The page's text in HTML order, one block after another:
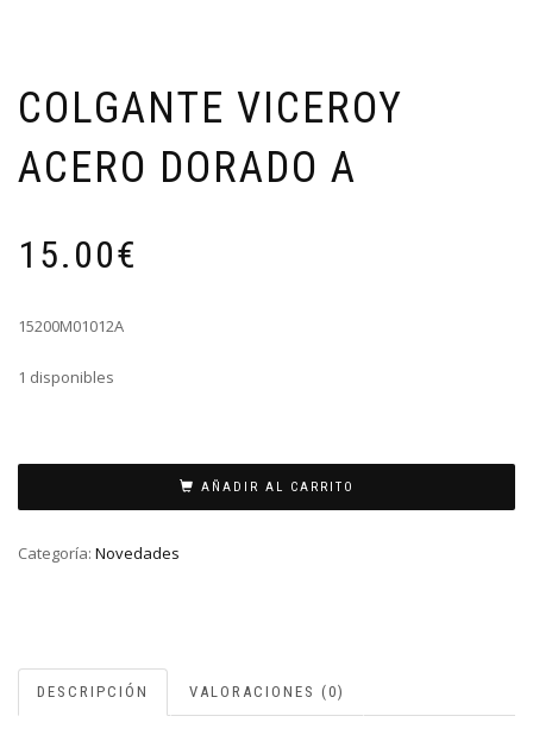
COLGANTE VICEROY
ACERO DORADO A
15.00€
15200M01012A
1 disponibles
ACERO
A
AÑADIR AL CARRITO
Categoría: Novedades
DESCRIPCIÓN VALORACIONES (0)